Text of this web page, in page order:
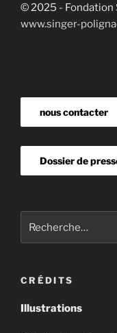
© 2025 - Fondation
www.singer-
nous contacter
Dossier de
pour
CRÉDITS
Illustrations